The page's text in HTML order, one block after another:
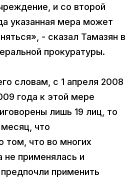
и со второй
указанная мера может
- сказал Тамазян в
прокуратуры.
словам, с 1 апреля 2008
года к этой мере
лишь 19 лиц, то
что
том, что во многих
не применялась и
применить